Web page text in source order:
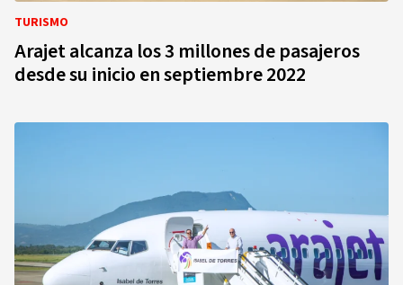
TURISMO
Arajet alcanza los 3 millones de pasajeros
desde su inicio en septiembre 2022